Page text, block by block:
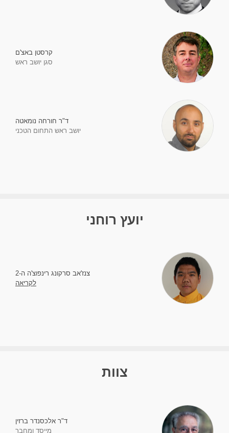
קרסטן באצ'ם
סגן יושב ראש
ד"ר חורחה נומאטה
יושב ראש התחום הטכני
יועץ רוחני
צנז'אב סרקונג רינפוצ'ה ה-2
לקריאה
צוות
ד"ר אלכסנדר ברזין
מייסד ומחבר